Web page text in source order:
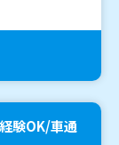
験OK/車通